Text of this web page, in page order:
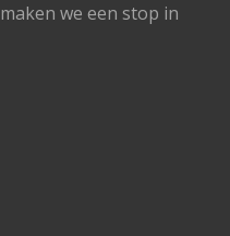
we een stop in